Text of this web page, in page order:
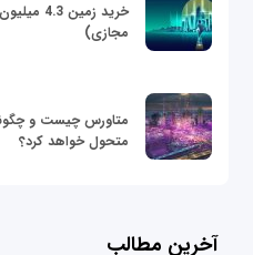
خرید
مجازی)
متاورس چیست و
متحول خواهد کرد؟
آخرین مطالب